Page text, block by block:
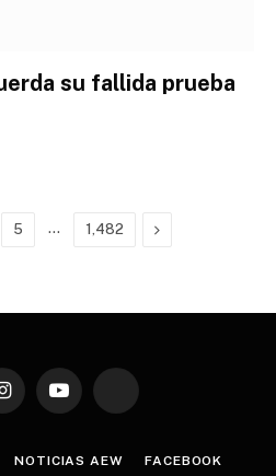
su fallida prueba
5 … 1,482 Next
InstagramYouTube TikTok
NOTICIAS AEW FACEBOOK